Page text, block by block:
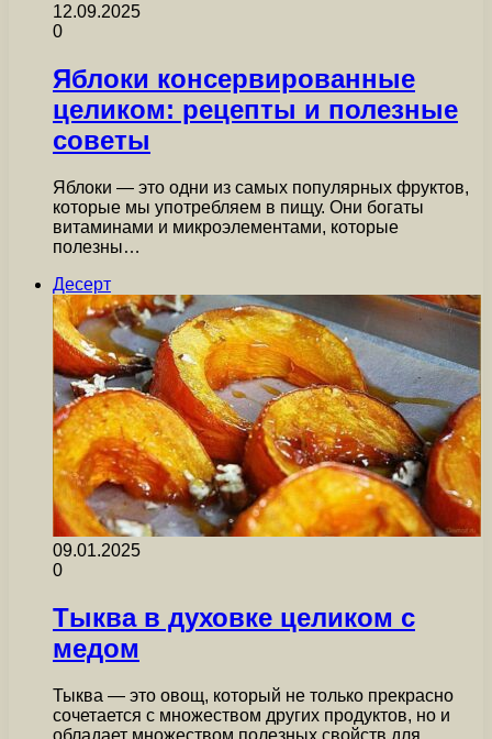
12.09.2025
0
Яблоки консервированные
целиком: рецепты и полезные
советы
Яблоки — это одни из самых популярных фруктов,
которые мы употребляем в пищу. Они богаты
витаминами и микроэлементами, которые
полезны…
Десерт
09.01.2025
0
Тыква в духовке целиком с
медом
Тыква — это овощ, который не только прекрасно
сочетается с множеством других продуктов, но и
обладает множеством полезных свойств для…